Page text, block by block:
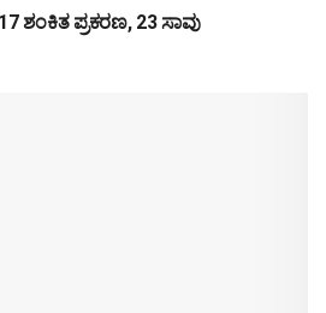
ಶಂಕಿತ ಪ್ರಕರಣ, 23 ಸಾವು